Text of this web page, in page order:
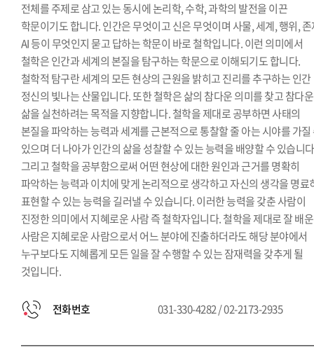
전체를 주제로 삼고 있는 동시에 논리학, 수학, 과학의 발전을 이끈
학문이기도 합니다. 인간은 무엇이고 신은 무엇이며 사물, 세계, 행위,
AI 등이 무엇인지 묻고 답하는 학문이 바로 철학입니다. 이런 의미에서
철학은 인간과 세계의 본질을 탐구하는 학문으로 이해되기도 합니다.
철학적 탐구란 세계의 모든 현상의 근원을 밝히고 진리를 추구하는 인간
정신의 빛나는 산물입니다. 또한 철학은 삶의 참다운 의미를 찾고 참다운
삶을 실천하려는 목적을 지향합니다. 철학을 제대로 공부하면 사태의
본질을 파악하는 능력과 세계를 근본적으로 통찰할 줄 아는 시야를 가질
있으며 더 나아가 인간의 삶을 성찰할 수 있는 능력을 배양할 수 있습니
그리고 철학을 공부함으로써 어떤 현상에 대한 원인과 근거를 명확히
파악하는 능력과 이치에 맞게 논리적으로 생각하고 자신의 생각을 명료
표현할 수 있는 능력을 길러낼 수 있습니다. 이러한 능력을 갖춘 사람이
진정한 의미에서 지혜로운 사람 즉 철학자입니다. 철학을 제대로 잘 배운
사람은 지혜로운 사람으로서 어느 분야에 진출하더라도 해당 분야에서
누구보다도 지혜롭게 모든 일을 잘 수행할 수 있는 잠재력을 갖추게 될
것입니다.
전화번호 031-330-4282 / 02-2173-2935